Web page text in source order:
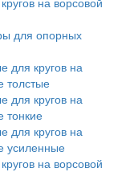
для опорных
для кругов на
толстые
для кругов на
тонкие
для кругов на
усиленные
на ворсовой